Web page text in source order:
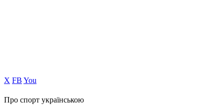
Х FB You
Про спорт українською